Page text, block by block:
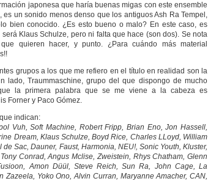
japonesa que haría buenas migas con este ensemble
es un sonido menos denso que los antiguos Ash Ra Tempel,
bien conocido. ¿Es esto bueno o malo? En este caso, es
Klaus Schulze, pero ni falta que hace (son dos). Se nota
quieren hacer, y punto. ¿Para cuándo más material
grupos a los que me refiero en el título en realidad son la
lado, Traummaschine, grupo del que dispongo de mucho
la primera palabra que se me viene a la cabeza es
Forner y Paco Gómez.
indican:
Vuh, Soft Machine, Robert Fripp, Brian Eno, Jon Hassell,
Dream, Klaus Schulze, Boyd Rice, Charles LLoyd, William
Sac, Dauner, Faust, Harmonia, NEU!, Sonic Youth, Kluster,
Conrad, Angus Mclise, Zweistein, Rhys Chatham, Glenn
Amon Düül, Steve Reich, Sun Ra, John Cage, La
Zazeela, Yoko Ono, Alvin Curran, Maryanne Amacher, CAN,